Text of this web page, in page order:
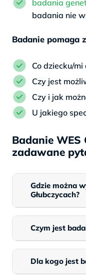
badania
badania nie
Badanie pomaga
Co dziecku/mi
Czy jest
Czy i jak
U jakiego
Badanie WES
zadawane
Gdzie można
Głubczycach?
Czym jest
Dla kogo jest